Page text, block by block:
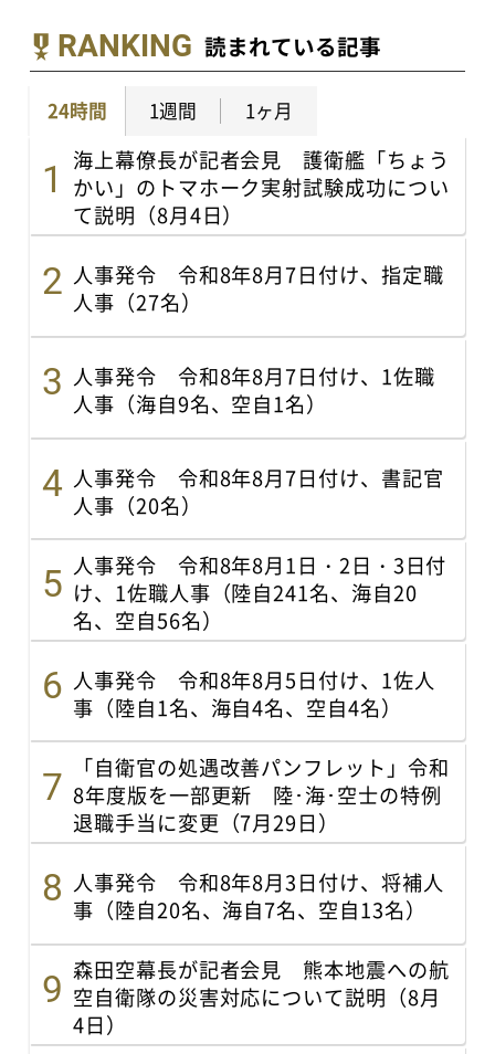
RANKING 読まれている記事
24時間 1週間 1ヶ月
海上幕僚長が記者会見 護衛艦「ちょう
かい」のトマホーク実射試験成功につい
て説明（8月4日）
人事発令 令和8年8月7日付け、指定職
人事（27名）
人事発令 令和8年8月7日付け、1佐職
人事（海自9名、空自1名）
人事発令 令和8年8月7日付け、書記官
人事（20名）
人事発令 令和8年8月1日・2日・3日付
け、1佐職人事（陸自241名、海自20
名、空自56名）
人事発令 令和8年8月5日付け、1佐人
事（陸自1名、海自4名、空自4名）
「自衛官の処遇改善パンフレット」令和
8年度版を一部更新 陸･海･空士の特例
退職手当に変更（7月29日）
人事発令 令和8年8月3日付け、将補人
事（陸自20名、海自7名、空自13名）
森田空幕長が記者会見 熊本地震への航
空自衛隊の災害対応について説明（8月
4日）